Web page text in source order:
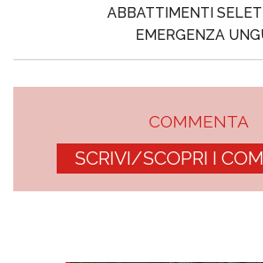
ABBATTIMENTI
EMERGENZA
COMMENTA
SCRIVI/SCOPRI I